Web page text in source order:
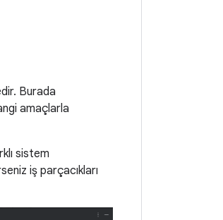
Burada
amaçlarla
sistem
iş parçacıkları